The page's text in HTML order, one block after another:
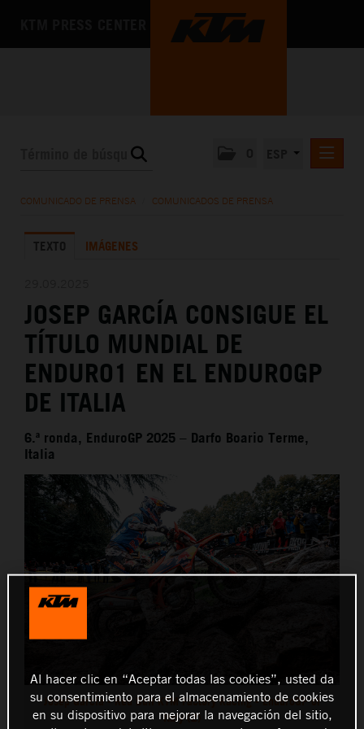
LA EMPRESA
COMUNICADO DE PRENSA COMUNICADOS DE PRENSA
TEXTO IMÁGENES
JOSEP GARCÍA CONSIGUE EL
TÍTULO MUNDIAL DE
ENDURO1 EN EL ENDUROGP
DE ITALIA
6.ª ronda, EnduroGP 2025 – Darfo Boario Terme,
Italia
Josep Garcia - Red Bull KTM Factory Racing - EnduroGP of
Italy (2)
Al hacer clic en “Aceptar todas las cookies”, usted da
su consentimiento para el almacenamiento de cookies
en su dispositivo para mejorar la navegación del sitio,